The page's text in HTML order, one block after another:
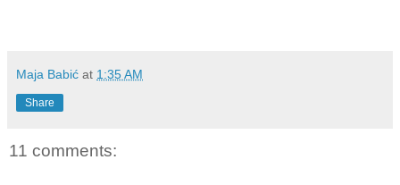
Maja Babić at 1:35 AM
Share
11 comments: